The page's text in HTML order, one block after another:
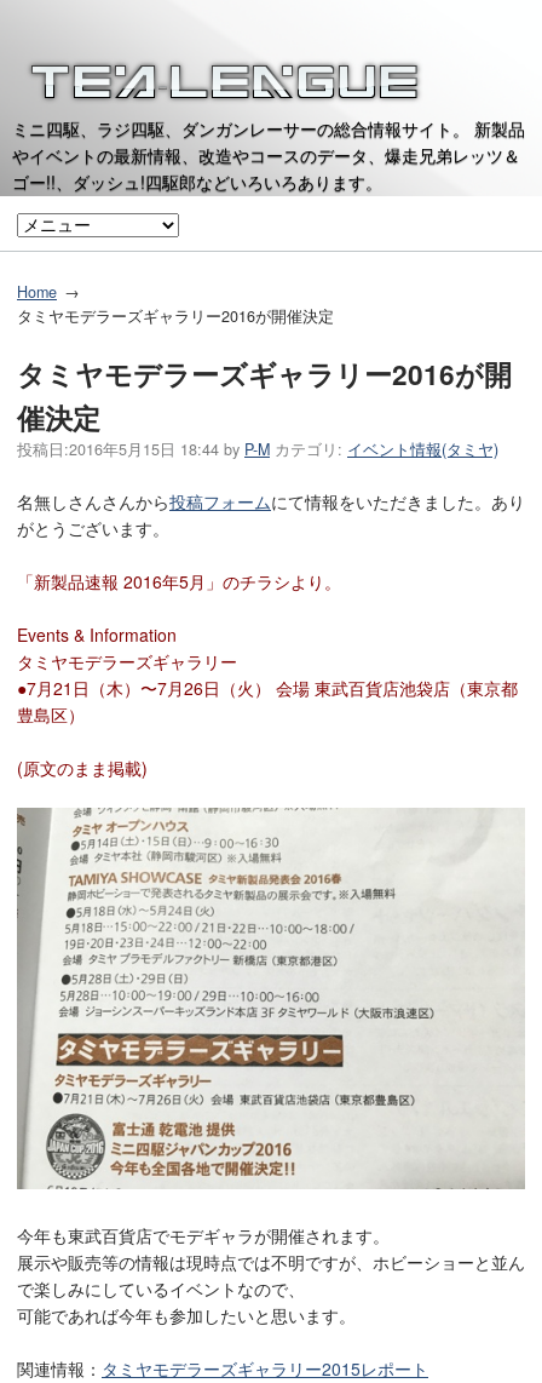
ミニ四駆、ラジ四駆、ダンガンレーサーの総合情報サイト。 新製品
やイベントの最新情報、改造やコースのデータ、爆走兄弟レッツ＆
ゴー!!、ダッシュ!四駆郎などいろいろあります。
Home
タミヤモデラーズギャラリー2016が開催決定
タミヤモデラーズギャラリー2016が開
催決定
投稿日:2016年5月15日 18:44 by P-M カテゴリ: イベント情報(タミヤ)
名無しさんさんから投稿フォームにて情報をいただきました。あり
がとうございます。
「新製品速報 2016年5月」のチラシより。
Events & Information
タミヤモデラーズギャラリー
●7月21日（木）〜7月26日（火） 会場 東武百貨店池袋店（東京都
豊島区）
(原文のまま掲載)
今年も東武百貨店でモデギャラが開催されます。
展示や販売等の情報は現時点では不明ですが、ホビーショーと並ん
で楽しみにしているイベントなので、
可能であれば今年も参加したいと思います。
関連情報： タミヤモデラーズギャラリー2015レポート